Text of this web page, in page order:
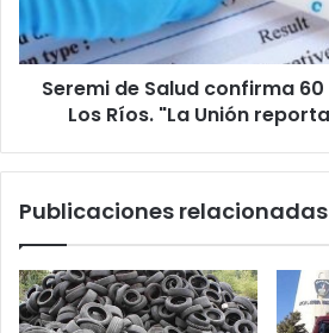
casos
en
Los
Ríos.
contagios"
Seremi de Salud confirma
Los Ríos. "La Unión
Publicaciones relacionadas